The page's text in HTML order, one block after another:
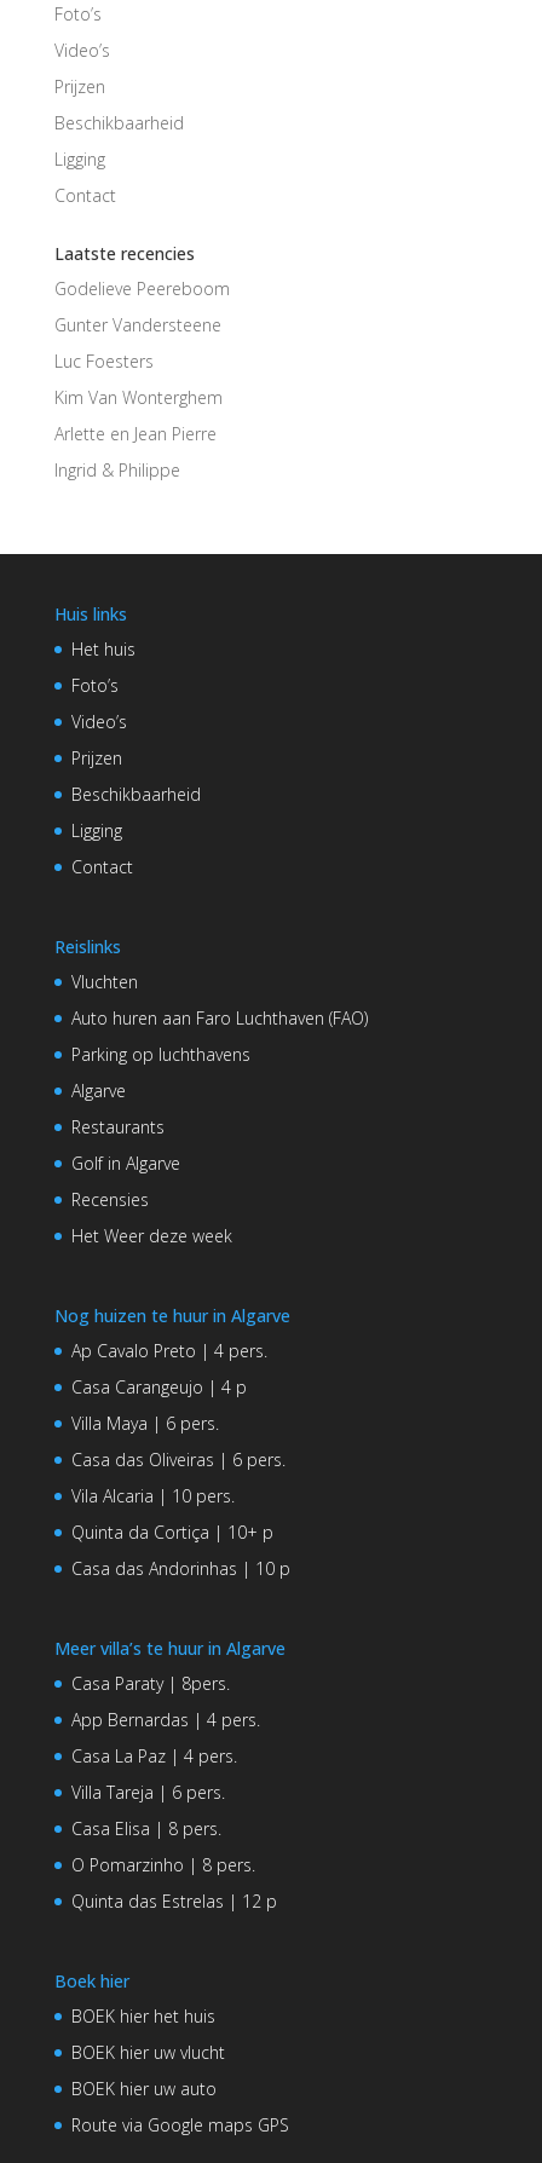
Foto’s
Video’s
Prijzen
Beschikbaarheid
Ligging
Contact
Laatste recencies
Godelieve Peereboom
Gunter Vandersteene
Luc Foesters
Kim Van Wonterghem
Arlette en Jean Pierre
Ingrid & Philippe
Huis links
Het huis
Foto’s
Video’s
Prijzen
Beschikbaarheid
Ligging
Contact
Reislinks
Vluchten
Auto huren aan Faro Luchthaven (FAO)
Parking op luchthavens
Algarve
Restaurants
Golf in Algarve
Recensies
Het Weer deze week
Nog huizen te huur in Algarve
Ap Cavalo Preto | 4 pers.
Casa Carangeujo | 4 p
Villa Maya | 6 pers.
Casa das Oliveiras | 6 pers.
Vila Alcaria | 10 pers.
Quinta da Cortiça | 10+ p
Casa das Andorinhas | 10 p
Meer villa’s te huur in Algarve
Casa Paraty | 8pers.
App Bernardas | 4 pers.
Casa La Paz | 4 pers.
Villa Tareja | 6 pers.
Casa Elisa | 8 pers.
O Pomarzinho | 8 pers.
Quinta das Estrelas | 12 p
Boek hier
BOEK hier het huis
BOEK hier uw vlucht
BOEK hier uw auto
Route via Google maps GPS